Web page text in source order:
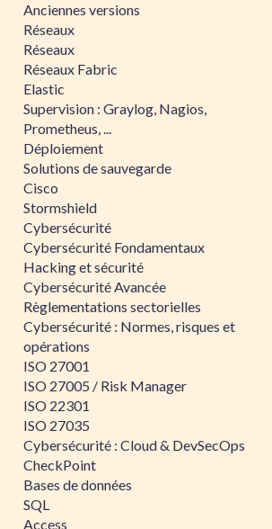
Anciennes versions
Réseaux
Réseaux
Réseaux Fabric
Elastic
Supervision : Graylog, Nagios,
Prometheus, ...
Déploiement
Solutions de sauvegarde
Cisco
Stormshield
Cybersécurité
Cybersécurité Fondamentaux
Hacking et sécurité
Cybersécurité Avancée
Règlementations sectorielles
Cybersécurité : Normes, risques et
opérations
ISO 27001
ISO 27005 / Risk Manager
ISO 22301
ISO 27035
Cybersécurité : Cloud & DevSecOps
CheckPoint
Bases de données
SQL
Access